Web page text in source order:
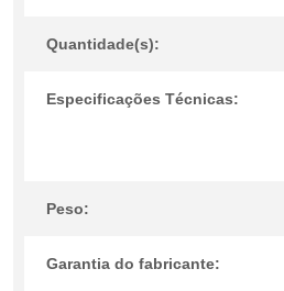
Quantidade(s):
Especificações Técnicas:
Peso:
Garantia do fabricante: